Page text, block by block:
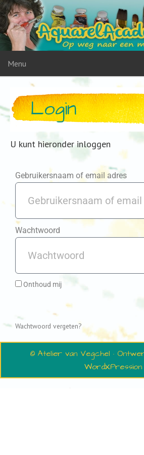
Menu
Login
U kunt hieronder inloggen
Gebruikersnaam of email adres
Wachtwoord
Onthoud mij
Wachtwoord vergeten?
© Atelier van Vegchel ·
WordXPression